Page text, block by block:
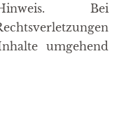
Bei
umgehend